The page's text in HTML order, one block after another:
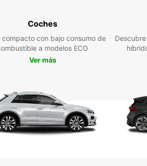
Coches
compacto con bajo consumo de
a modelos ECO
Ver más